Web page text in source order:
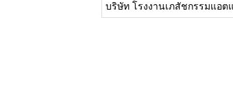
บริษัท โรงงานเภสัชกรรมแอ